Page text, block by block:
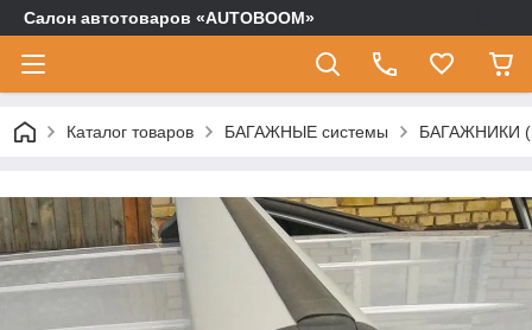
Салон автотоваров «AUTOBOOM»
Каталог товаров БАГАЖНЫЕ системы БАГАЖНИКИ